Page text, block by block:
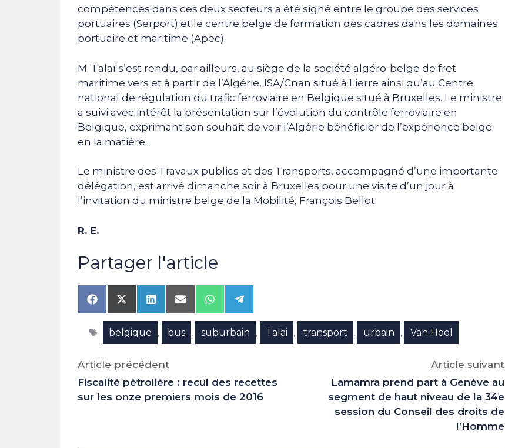
compétences dans ces deux secteurs a été signé entre le groupe des services
portuaires (Serport) et le centre belge de formation des cadres dans les domaines
portuaire et maritime (Apec).
M. Talaï s’est rendu, par ailleurs, au siège de la société algéro-belge de fret
maritime vers et à partir de l’Algérie, ISA/Cnan situé à Lierre ainsi qu’au Centre
national de régulation du trafic ferroviaire en Belgique situé à Bruxelles. Le ministre
a suivi avec intérêt la présentation sur l’évolution du contrôle ferroviaire en
Belgique, exprimant son souhait de voir l’Algérie bénéficier de l’expérience belge
en la matière.
Le ministre des Travaux publics et des Transports, accompagné d’une importante
délégation, est arrivé dimanche soir à Bruxelles pour une visite d’un jour à
l’invitation du ministre belge de la Mobilité, François Bellot.
R. E.
Partager l'article
Share
on
Facebook
Share
on
X
(Twitter)
Share
on
LinkedIn
Share
on
Email
Share
on
WhatsApp
Share
on
Telegram
Étiquettes
belgique , bus , suburbain , Talai , transport , urbain , Van Hool
Article précédent
Fiscalité pétrolière : recul des recettes
sur les onze premiers mois de 2016
Article suivant
Lamamra prend part à Genève au
segment de haut niveau de la 34e
session du Conseil des droits de
l’Homme